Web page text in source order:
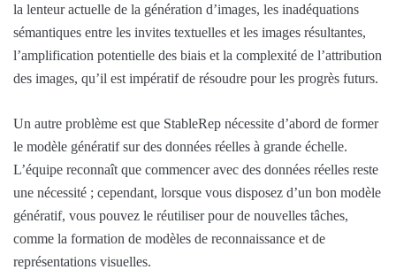
la lenteur actuelle de la génération d’images, les inadéquations
sémantiques entre les invites textuelles et les images résultantes,
l’amplification potentielle des biais et la complexité de l’attribution
des images, qu’il est impératif de résoudre pour les progrès futurs.
Un autre problème est que StableRep nécessite d’abord de former
le modèle génératif sur des données réelles à grande échelle.
L’équipe reconnaît que commencer avec des données réelles reste
une nécessité ; cependant, lorsque vous disposez d’un bon modèle
génératif, vous pouvez le réutiliser pour de nouvelles tâches,
comme la formation de modèles de reconnaissance et de
représentations visuelles.